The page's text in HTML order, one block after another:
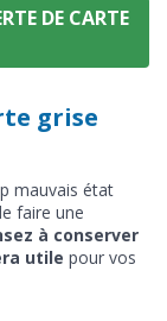
DE CARTE
grise
mauvais état
faire une
à conserver
utile pour vos